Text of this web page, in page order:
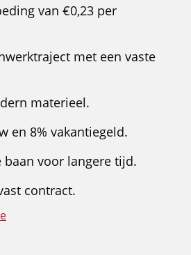
van €0,23 per
met een vaste
materieel.
en 8% vakantiegeld.
voor langere tijd.
contract.